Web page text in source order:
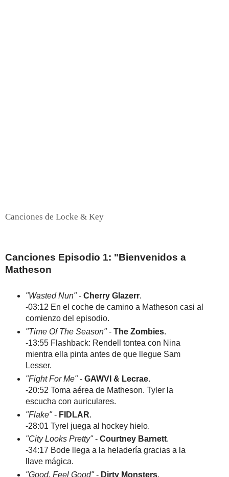
Canciones de Locke & Key
Canciones Episodio 1: "Bienvenidos a
Matheson
"Wasted Nun"- Cherry Glazerr.
-03:12 En el coche de camino a Matheson casi al
comienzo del episodio.
"Time Of The Season"- The Zombies.
-13:55 Flashback: Rendell tontea con Nina
mientra ella pinta antes de que llegue Sam
Lesser.
"Fight For Me"- GAWVI & Lecrae.
-20:52 Toma aérea de Matheson. Tyler la
escucha con auriculares.
"Flake"- FIDLAR.
-28:01 Tyrel juega al hockey hielo.
"City Looks Pretty"- Courtney Barnett.
-34:17 Bode llega a la heladería gracias a la
llave mágica.
"Good, Feel Good"- Dirty Monsters.